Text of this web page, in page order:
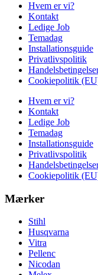
Hvem er vi?
Kontakt
Ledige Job
Temadag
Installationsguide
Privatlivspolitik
Cookiepolitik
Hvem er vi?
Kontakt
Ledige Job
Temadag
Installationsguide
Privatlivspolitik
Cookiepolitik
Mærker
Stihl
Husqvarna
Vitra
Pellenc
Nicodan